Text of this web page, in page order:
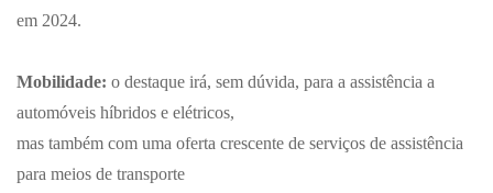
em 2024.
Mobilidade: o destaque irá, sem dúvida, para a assistência a
automóveis híbridos e elétricos,
mas também com uma oferta crescente de serviços de assistência
para meios de transporte